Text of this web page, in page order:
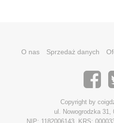
O nas Sprzedaż danych
Copyright by
ul. Nowogrodzka 31,
NIP: 1182006143, KRS: